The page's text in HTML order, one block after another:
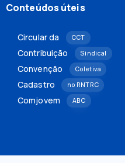
Conteúdos úteis
Circular da CCT
Contribuição Sindical
Convenção Coletiva
Cadastro no RNTRC
Comjovem ABC